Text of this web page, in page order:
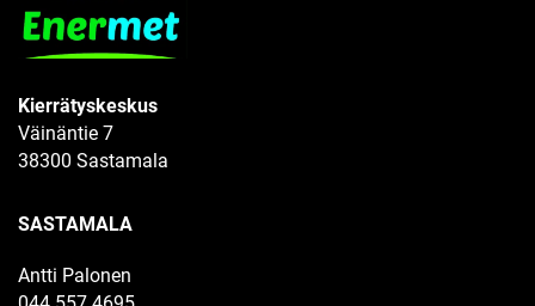
Kierrätyskeskus
Väinäntie 7
38300 Sastamala
SASTAMALA
Antti Palonen